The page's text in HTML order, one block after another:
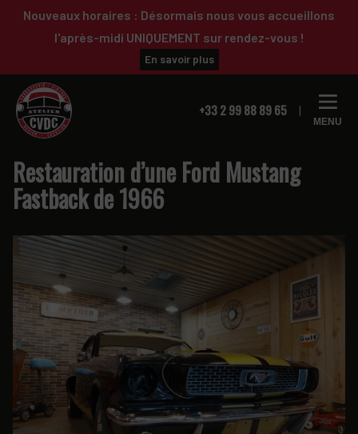
Passer
principale
PasserNouveaux horaires : Désormais nous vous accueillons
l'après-midi UNIQUEMENT sur rendez-vous !
En savoir plus
MENU
+33 2 99 88 89 65
Restauration d’une Ford Mustang
Fastback de 1966